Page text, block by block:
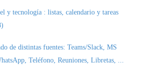
y tecnología : listas, calendario y tareas
de distintas fuentes: Teams/Slack, MS
Teléfono, Reuniones, Libretas, ...